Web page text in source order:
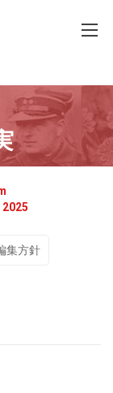
2025
集方針